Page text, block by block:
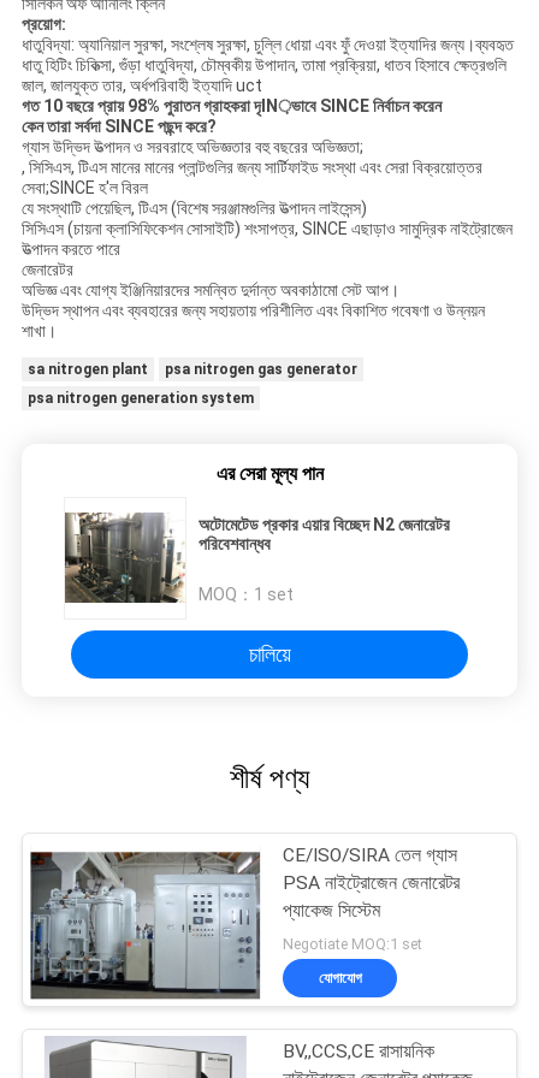
সিলিকন অফ আনিলিং ক্লিন
প্রয়োগ:
ধাতুবিদ্যা: অ্যানিয়াল সুরক্ষা, সংশ্লেষ সুরক্ষা, চুল্লি ধোয়া এবং ফুঁ দেওয়া ইত্যাদির জন্য।ব্যবহৃত
ধাতু হিটিং চিকিত্সা, গুঁড়া ধাতুবিদ্যা, চৌম্বকীয় উপাদান, তামা প্রক্রিয়া, ধাতব হিসাবে ক্ষেত্রগুলি
জাল, জালযুক্ত তার, অর্ধপরিবাহী ইত্যাদি uct
গত 10 বছরে প্রায় 98% পুরাতন গ্রাহকরা দৃIN়ভাবে SINCE নির্বাচন করেন
কেন তারা সর্বদা SINCE পছন্দ করে?
গ্যাস উদ্ভিদ উত্পাদন ও সরবরাহে অভিজ্ঞতার বহু বছরের অভিজ্ঞতা;
, সিসিএস, টিএস মানের মানের প্লান্টগুলির জন্য সার্টিফাইড সংস্থা এবং সেরা বিক্রয়োত্তর
সেবা;SINCE হ'ল বিরল
যে সংস্থাটি পেয়েছিল, টিএস (বিশেষ সরঞ্জামগুলির উত্পাদন লাইসেন্স)
সিসিএস (চায়না ক্লাসিফিকেশন সোসাইটি) শংসাপত্র, SINCE এছাড়াও সামুদ্রিক নাইট্রোজেন
উত্পাদন করতে পারে
জেনারেটর
অভিজ্ঞ এবং যোগ্য ইঞ্জিনিয়ারদের সমন্বিত দুর্দান্ত অবকাঠামো সেট আপ।
উদ্ভিদ স্থাপন এবং ব্যবহারের জন্য সহায়তায় পরিশীলিত এবং বিকাশিত গবেষণা ও উন্নয়ন
শাখা।
sa nitrogen plant
psa nitrogen gas generator
psa nitrogen generation system
এর সেরা মূল্য পান
অটোমেটেড প্রকার এয়ার বিচ্ছেদ N2 জেনারেটর
পরিবেশবান্ধব
MOQ： 1 set
চালিয়ে
শীর্ষ পণ্য
CE/ISO/SIRA তেল গ্যাস
PSA নাইট্রোজেন জেনারেটর
প্যাকেজ সিস্টেম
Negotiate MOQ:1 set
যোগাযোগ
BV,,CCS,CE রাসায়নিক